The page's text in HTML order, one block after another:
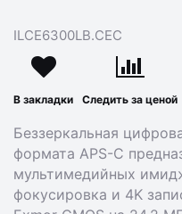
ILCE6300LB.CEC
В закладки Следить за ценой
Беззеркальная
формата APS-C
мультимедийных
фокусировка и 4K